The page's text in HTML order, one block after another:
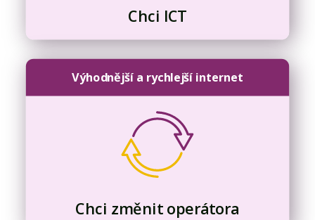
Chci ICT
Výhodnější a rychlejší internet
Chci změnit operátora